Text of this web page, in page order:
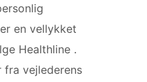
en vellykket
Healthline .
fra vejlederens